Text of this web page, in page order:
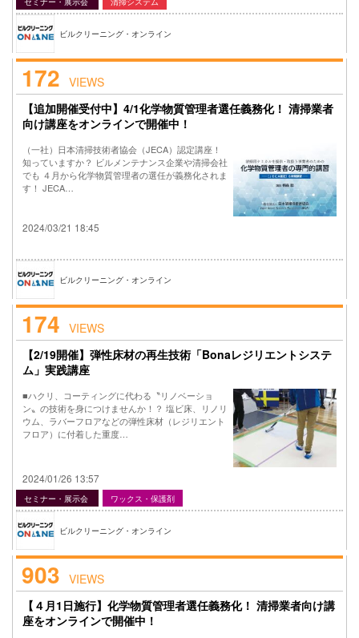
ビルクリーニング・オンライン
172 VIEWS
【追加開催受付中】4/1化学物質管理者選任義務化！ 清掃業者
向け講座をオンラインで開催中！
（一社）日本清掃技術者協会（JECA）認定講座！
知っていますか？ ビルメンテナンス企業や清掃会社
でも ４月から化学物質管理者の選任が義務化されま
す！ JECA…
2024/03/21 18:45
ビルクリーニング・オンライン
174 VIEWS
【2/19開催】弾性床材の再生技術「Bonaレジリエントシステ
ム」実践講座
■ハクリ、コーティングに代わる〝リノベーショ
ン〟の技術を身につけませんか！？ 塩ビ床、リノリ
ウム、ラバーフロアなどの弾性床材（レジリエント
フロア）に付着した重度…
2024/01/26 13:57
セミナー・展示会 ワックス・保護剤
ビルクリーニング・オンライン
903 VIEWS
【４月1日施行】化学物質管理者選任義務化！ 清掃業者向け講
座をオンラインで開催中！